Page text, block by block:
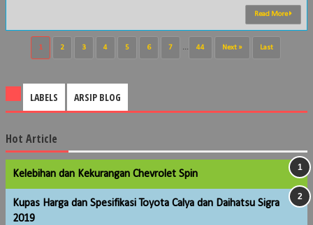
Read More
1 2 3 4 5 6 7 ... 44 Next » Last
LABELS ARSIP BLOG
Hot Article
Kelebihan dan Kekurangan Chevrolet Spin
Kupas Harga dan Spesifikasi Toyota Calya dan Daihatsu Sigra
2019